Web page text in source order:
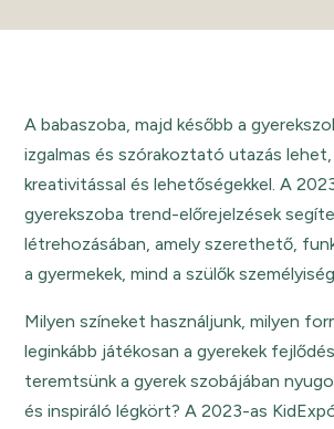
A babaszoba, majd később a
izgalmas és szórakoztató utazás
kreativitással és lehetőségekkel. A
gyerekszoba trend-előrejelzések
létrehozásában, amely szerethető,
a gyermekek, mind a szülők
Milyen színeket használjunk, milyen
leginkább játékosan a gyerekek
teremtsünk a gyerek szobájában
és inspiráló légkört? A 2023-as